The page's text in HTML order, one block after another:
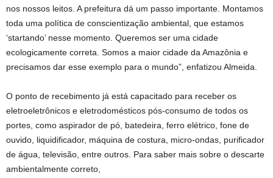
nos nossos leitos. A prefeitura dá um passo importante. Montamos
toda uma política de conscientização ambiental, que estamos
‘startando’ nesse momento. Queremos ser uma cidade
ecologicamente correta. Somos a maior cidade da Amazônia e
precisamos dar esse exemplo para o mundo”, enfatizou Almeida.
O ponto de recebimento já está capacitado para receber os
eletroeletrônicos e eletrodomésticos pós-consumo de todos os
portes, como aspirador de pó, batedeira, ferro elétrico, fone de
ouvido, liquidificador, máquina de costura, micro-ondas, purificador
de água, televisão, entre outros. Para saber mais sobre o descarte
ambientalmente correto,